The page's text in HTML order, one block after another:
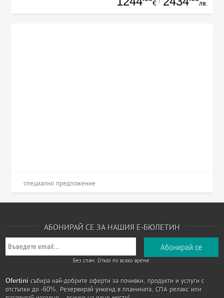
€ лв.
специално предложение
АБОНИРАЙ СЕ ЗА НАШИЯ Е-БЮЛЕТИН
Без спам. Отказ по всяко време.
Ofertini събира най-добрите оферти за почивки, продукти и услуги с
отстъпки до -60%. Резервирай уикенд в планината, СПА релакс или